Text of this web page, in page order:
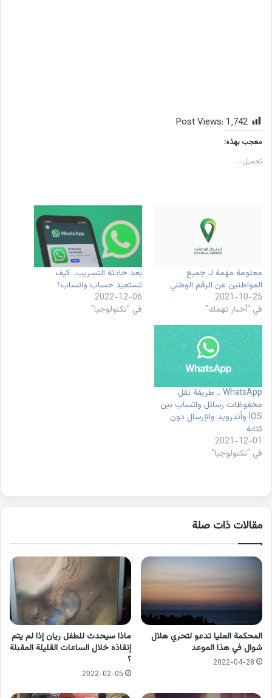
Post Views: 1٬742
معجب بهذه:
تحميل...
معلومة مهمة لـ جميع
المواطنين عن الرقم الوطني
2021-10-25
في "أخبار تهمك"
بعد حادثة التسريب.. كيف
تستعيد حساب واتساب؟
2022-12-06
في "تكنولوجيا"
WhatsApp .. طريقة نقل
محفوظات رسائل واتساب بين
IOS وأندرويد والإرسال دون
كتابة
2021-12-01
في "تكنولوجيا"
مقالات ذات صلة
المحكمة العليا تدعو لتحري هلال
شوال في هذا الموعد
2022-04-28
ماذا سيحدث للطفل ريان إذا لم يتم
إنقاذه خلال الساعات القليلة المقبلة
؟
2022-02-05